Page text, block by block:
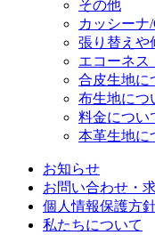
その他
カッシーナ/
張り替えや
エコーネ
合皮生地に
布生地につ
料金につい
本革生地に
お知らせ
お問い合わせ・
個人情報保護方
私たちについて